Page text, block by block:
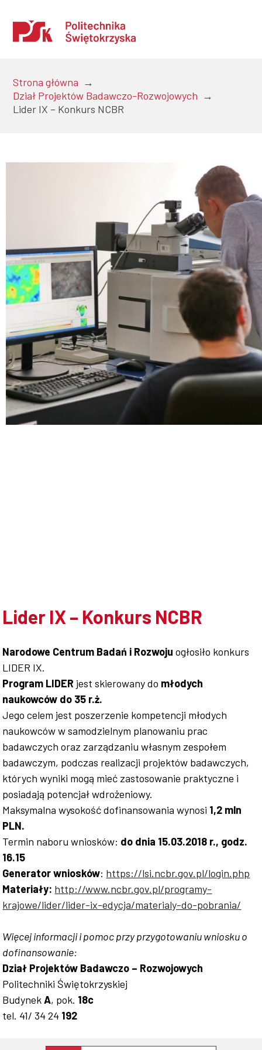
Strona główna →
Dział Projektów Badawczo-Rozwojowych →
Lider IX – Konkurs NCBR
Lider IX – Konkurs NCBR
Narodowe Centrum Badań i Rozwoju ogłosiło konkurs
LIDER IX.
Program LIDER jest skierowany do młodych
naukowców do 35 r.ż.
Jego celem jest poszerzenie kompetencji młodych
naukowców w samodzielnym planowaniu prac
badawczych oraz zarządzaniu własnym zespołem
badawczym, podczas realizacji projektów badawczych,
których wyniki mogą mieć zastosowanie praktyczne i
posiadają potencjał wdrożeniowy.
Maksymalna wysokość dofinansowania wynosi 1,2 mln
PLN.
Termin naboru wniosków: do dnia 15.03.2018 r., godz.
16.15
Generator wniosków: https://lsi.ncbr.gov.pl/login.php
Materiały: http://www.ncbr.gov.pl/programy-
krajowe/lider/lider-ix-edycja/materialy-do-pobrania/
Więcej informacji i pomoc przy przygotowaniu wniosku o
dofinansowanie:
Dział Projektów Badawczo – Rozwojowych
Politechniki Świętokrzyskiej
BudynekA, pok. 18c
tel. 41/ 34 24 192
Uczelnia
Studenci
Doktoranci
Podyplomowe
Pracownicy
Sklep PŚk
Kontakt